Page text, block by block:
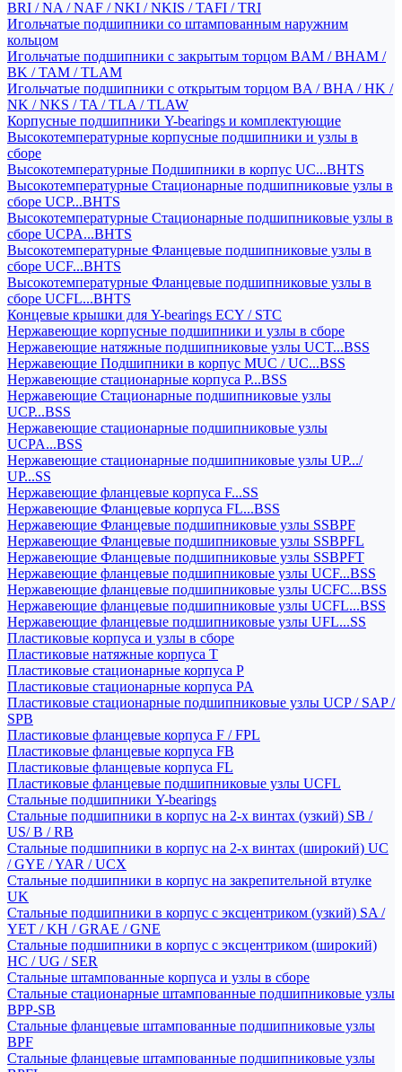
BRI / NA / NAF / NKI / NKIS / TAFI / TRI
Игольчатые подшипники со штампованным наружним
кольцом
Игольчатые подшипники с закрытым торцом BAM / BHAM /
BK / TAM / TLAM
Игольчатые подшипники с открытым торцом BA / BHA / HK /
NK / NKS / TA / TLA / TLAW
Корпусные подшипники Y-bearings и комплектующие
Высокотемпературные корпусные подшипники и узлы в
сборе
Высокотемпературные Подшипники в корпус UC...BHTS
Высокотемпературные Стационарные подшипниковые узлы в
сборе UCP...BHTS
Высокотемпературные Стационарные подшипниковые узлы в
сборе UCPA...BHTS
Высокотемпературные Фланцевые подшипниковые узлы в
сборе UCF...BHTS
Высокотемпературные Фланцевые подшипниковые узлы в
сборе UCFL...BHTS
Концевые крышки для Y-bearings ECY / STC
Нержавеющие корпусные подшипники и узлы в сборе
Нержавеющие натяжные подшипниковые узлы UCT...BSS
Нержавеющие Подшипники в корпус MUC / UC...BSS
Нержавеющие стационарные корпуса P...BSS
Нержавеющие Стационарные подшипниковые узлы
UCP...BSS
Нержавеющие стационарные подшипниковые узлы
UCPA...BSS
Нержавеющие стационарные подшипниковые узлы UP.../
UP...SS
Нержавеющие фланцевые корпуса F...SS
Нержавеющие Фланцевые корпуса FL...BSS
Нержавеющие Фланцевые подшипниковые узлы SSBPF
Нержавеющие Фланцевые подшипниковые узлы SSBPFL
Нержавеющие Фланцевые подшипниковые узлы SSBPFT
Нержавеющие фланцевые подшипниковые узлы UCF...BSS
Нержавеющие фланцевые подшипниковые узлы UCFC...BSS
Нержавеющие фланцевые подшипниковые узлы UCFL...BSS
Нержавеющие фланцевые подшипниковые узлы UFL...SS
Пластиковые корпуса и узлы в сборе
Пластиковые натяжные корпуса T
Пластиковые стационарные корпуса P
Пластиковые стационарные корпуса PA
Пластиковые стационарные подшипниковые узлы UCP / SAP /
SPB
Пластиковые фланцевые корпуса F / FPL
Пластиковые фланцевые корпуса FB
Пластиковые фланцевые корпуса FL
Пластиковые фланцевые подшипниковые узлы UCFL
Стальные подшипники Y-bearings
Стальные подшипники в корпус на 2-х винтах (узкий) SB /
US/ B / RB
Стальные подшипники в корпус на 2-х винтах (широкий) UC
/ GYE / YAR / UCX
Стальные подшипники в корпус на закрепительной втулке
UK
Стальные подшипники в корпус с эксцентриком (узкий) SA /
YET / KH / GRAE / GNE
Стальные подшипники в корпус с эксцентриком (широкий)
HC / UG / SER
Стальные штампованные корпуса и узлы в сборе
Стальные стационарные штампованные подшипниковые узлы
BPP-SB
Стальные фланцевые штампованные подшипниковые узлы
BPF
Стальные фланцевые штампованные подшипниковые узлы